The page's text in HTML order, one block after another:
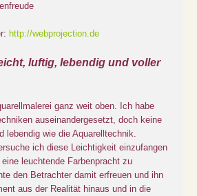
http://webprojection.de
luftig, lebendig und voller
ganz weit oben. Ich habe
auseinandergesetzt, doch keine
wie die Aquarelltechnik.
ich diese Leichtigkeit einzufangen
leuchtende Farbenpracht zu
den Betrachter damit erfreuen und ihn
aus der Realität hinaus und in die